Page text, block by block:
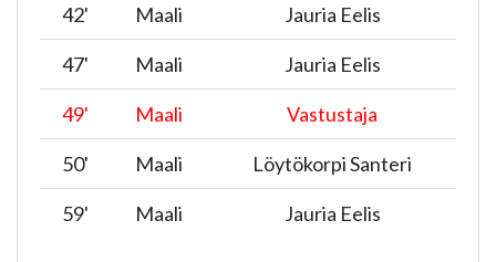
42' Maali Jauria Eelis
47' Maali Jauria Eelis
49' Maali Vastustaja
50' Maali Löytökorpi Santeri
59' Maali Jauria Eelis